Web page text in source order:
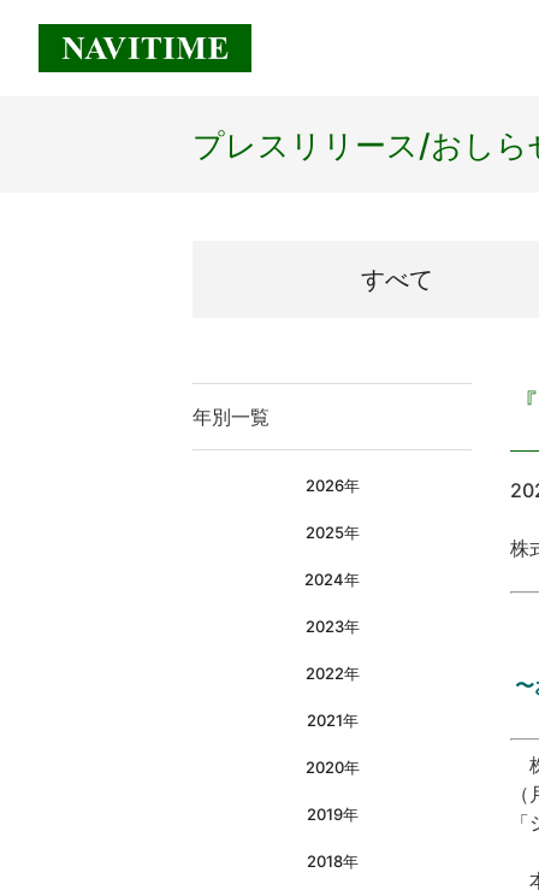
プレスリリース/おしら
すべて
年別一覧
2026年
2025年
2024年
2023年
2022年
2021年
2020年
2019年
2018年
株